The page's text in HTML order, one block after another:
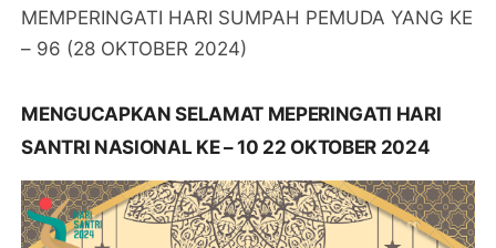
MEMPERINGATI HARI SUMPAH PEMUDA YANG KE
– 96 (28 OKTOBER 2024)
MENGUCAPKAN SELAMAT MEPERINGATI HARI
SANTRI NASIONAL KE – 10 22 OKTOBER 2024